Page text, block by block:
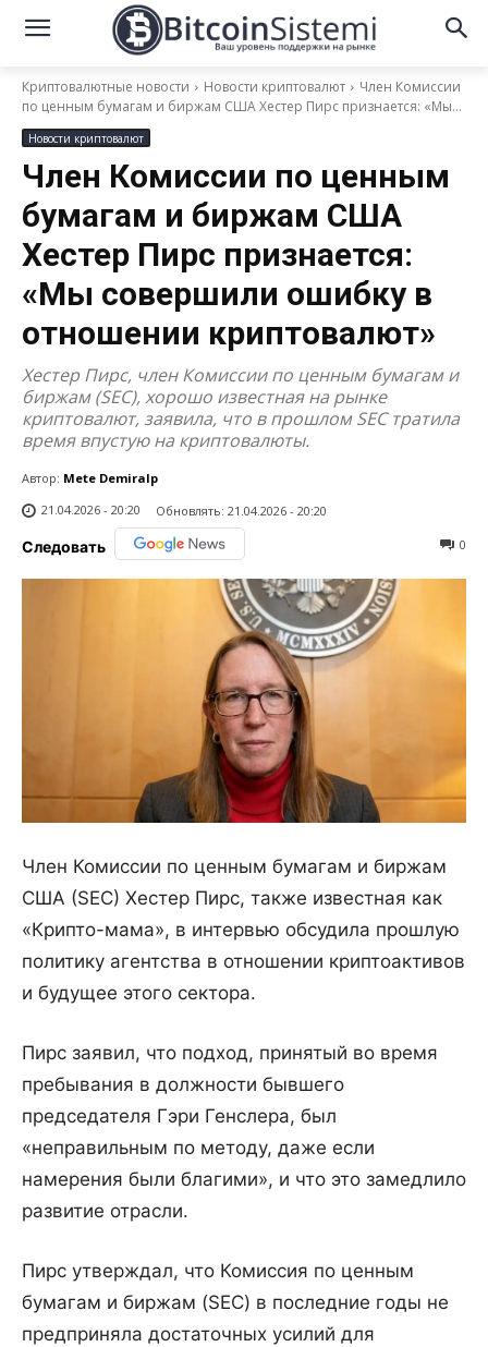
Криптовалютные новости Новости криптовалют
Член Комиссии
по ценным бумагам и биржам США Хестер Пирс признается: «Мы...
Новости криптовалют
Член Комиссии по ценным
бумагам и биржам США
Хестер Пирс признается:
«Мы совершили ошибку в
отношении криптовалют»
Хестер Пирс, член Комиссии по ценным бумагам и
биржам (SEC), хорошо известная на рынке
криптовалют, заявила, что в прошлом SEC тратила
время впустую на криптовалюты.
Автор: Mete Demiralp
21.04.2026 - 20:20
Обновлять: 21.04.2026 - 20:20
Следовать 0
Член Комиссии по ценным бумагам и биржам
США (SEC) Хестер Пирс, также известная как
«Крипто-мама», в интервью обсудила прошлую
политику агентства в отношении криптоактивов
и будущее этого сектора.
Пирс заявил, что подход, принятый во время
пребывания в должности бывшего
председателя Гэри Генслера, был
«неправильным по методу, даже если
намерения были благими», и что это замедлило
развитие отрасли.
Пирс утверждал, что Комиссия по ценным
бумагам и биржам (SEC) в последние годы не
предприняла достаточных усилий для